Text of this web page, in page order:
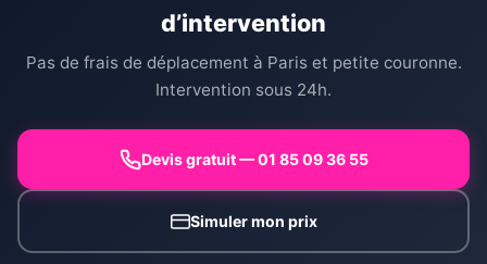
d’intervention
Pas de frais de déplacement à Paris et petite couronne.
Intervention sous 24h.
Devis gratuit — 01 85 09 36 55
Simuler mon prix